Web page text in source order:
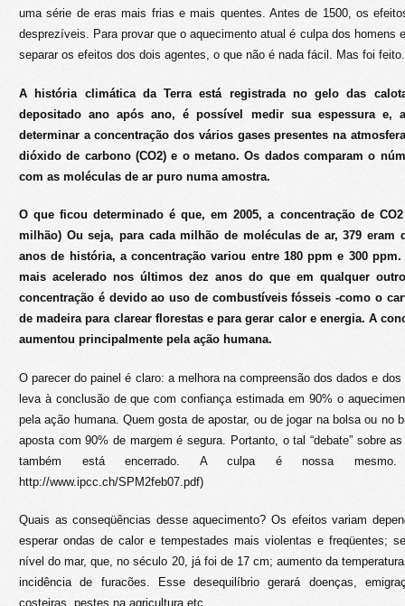
uma série de eras mais frias e mais quentes. Antes de 1500, os
desprezíveis. Para provar que o aquecimento atual é culpa dos homens
separar os efeitos dos dois agentes, o que não é nada fácil. Mas foi feito.
A história climática da Terra está registrada no gelo das
depositado ano após ano, é possível medir sua espessura e,
determinar a concentração dos vários gases presentes na
dióxido de carbono (CO2) e o metano. Os dados comparam o
com as moléculas de ar puro numa amostra.
O que ficou determinado é que, em 2005, a concentração de
milhão) Ou seja, para cada milhão de moléculas de ar, 379 eram
anos de história, a concentração variou entre 180 ppm e 300
mais acelerado nos últimos dez anos do que em qualquer
concentração é devido ao uso de combustíveis fósseis -como o
de madeira para clarear florestas e para gerar calor e energia. A
aumentou principalmente pela ação humana.
O parecer do painel é claro: a melhora na compreensão dos dados e
leva à conclusão de que com confiança estimada em 90% o
pela ação humana. Quem gosta de apostar, ou de jogar na bolsa ou no
aposta com 90% de margem é segura. Portanto, o tal “debate” sobre
também está encerrado. A culpa é nossa mesmo.
http://www.ipcc.ch/SPM2feb07.pdf)
Quais as conseqüências desse aquecimento? Os efeitos variam
esperar ondas de calor e tempestades mais violentas e freqüentes;
nível do mar, que, no século 20, já foi de 17 cm; aumento da
incidência de furacões. Esse desequilíbrio gerará doenças,
costeiras, pestes na agricultura etc.